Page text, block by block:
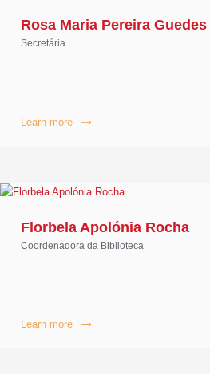
Rosa Maria Pereira Guedes
Secretária
Learn more
Florbela Apolónia Rocha
Coordenadora da Biblioteca
Learn more